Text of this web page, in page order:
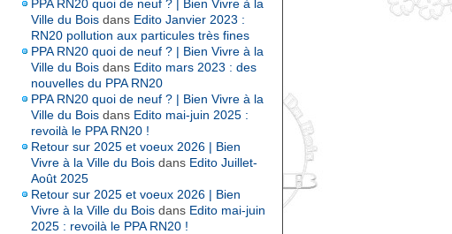
PPA RN20 quoi de neuf ? | Bien Vivre à la
Ville du Bois dans Edito Janvier 2023 :
RN20 pollution aux particules très fines
PPA RN20 quoi de neuf ? | Bien Vivre à la
Ville du Bois dans Edito mars 2023 : des
nouvelles du PPA RN20
PPA RN20 quoi de neuf ? | Bien Vivre à la
Ville du Bois dans Edito mai-juin 2025 :
revoilà le PPA RN20 !
Retour sur 2025 et voeux 2026 | Bien
Vivre à la Ville du Bois dans Edito Juillet-
Août 2025
Retour sur 2025 et voeux 2026 | Bien
Vivre à la Ville du Bois dans Edito mai-juin
2025 : revoilà le PPA RN20 !